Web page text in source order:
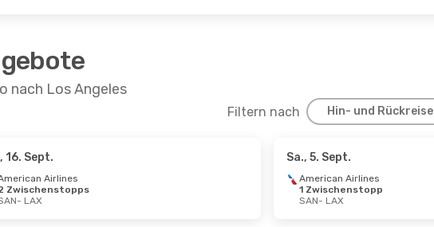
nach Los Angeles
Filtern nach Hin- und Rückreise
16. Sept.
Airlines
Zwischenstopps
- LAX
Sa., 5. Sept.
American Airlines
1 Zwischenstopp
SAN- LAX